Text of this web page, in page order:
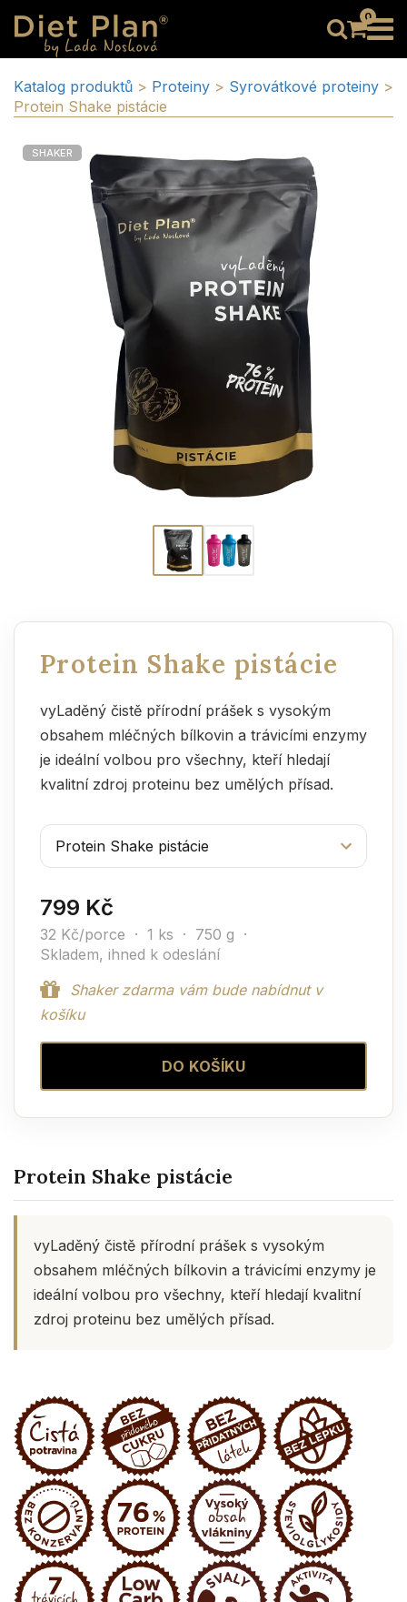
0
Katalog produktů > Proteiny > Syrovátkové proteiny >
Protein Shake pistácie
SHAKER
Protein Shake pistácie
vyLaděný čistě přírodní prášek s vysokým
obsahem mléčných bílkovin a trávicími enzymy
je ideální volbou pro všechny, kteří hledají
kvalitní zdroj proteinu bez umělých přísad.
799 Kč
32 Kč/porce · 1 ks · 750 g ·
Skladem, ihned k odeslání
Shaker zdarma vám bude nabídnut v
košíku
DO KOŠÍKU
Protein Shake pistácie
vyLaděný čistě přírodní prášek s vysokým
obsahem mléčných bílkovin a trávicími enzymy je
ideální volbou pro všechny, kteří hledají kvalitní
zdroj proteinu bez umělých přísad.